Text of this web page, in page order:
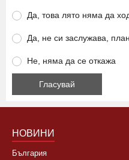
Да, това лято няма да
Да, не си заслужава,
Не, няма да се откажа
НОВИНИ
България